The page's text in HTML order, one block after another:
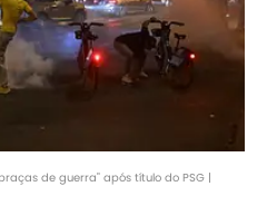
de guerra" após título do PSG |